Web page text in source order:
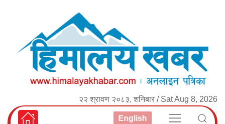
२२ श्रावण २०८३, शनिबार / Sat Aug 8, 2026
English